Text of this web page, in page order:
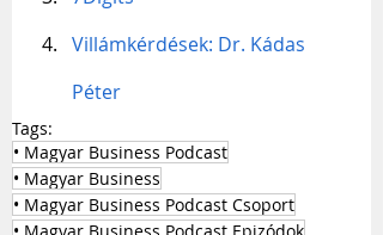
Villámkérdések: Dr. Kádas
Péter
Tags:
• Magyar Business Podcast
• Magyar Business
• Magyar Business Podcast Csoport